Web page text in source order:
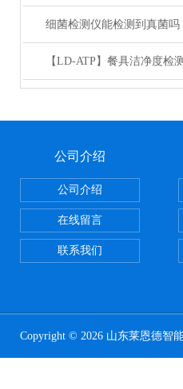
公司介绍
公司介绍
在线留言
联系我们
Copyright © 2026 山东莱恩德智